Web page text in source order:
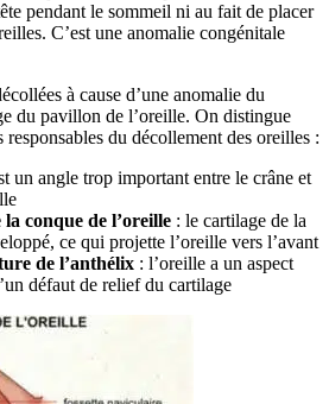
pendant le sommeil ni au fait de placer
C’est une anomalie congénitale
à cause d’une anomalie du
du pavillon de l’oreille. On distingue
du décollement des oreilles :
un angle trop important entre le crâne et
conque de l’oreille : le cartilage de la
ce qui projette l’oreille vers l’avant
de l’anthélix : l’oreille a un aspect
défaut de relief du cartilage